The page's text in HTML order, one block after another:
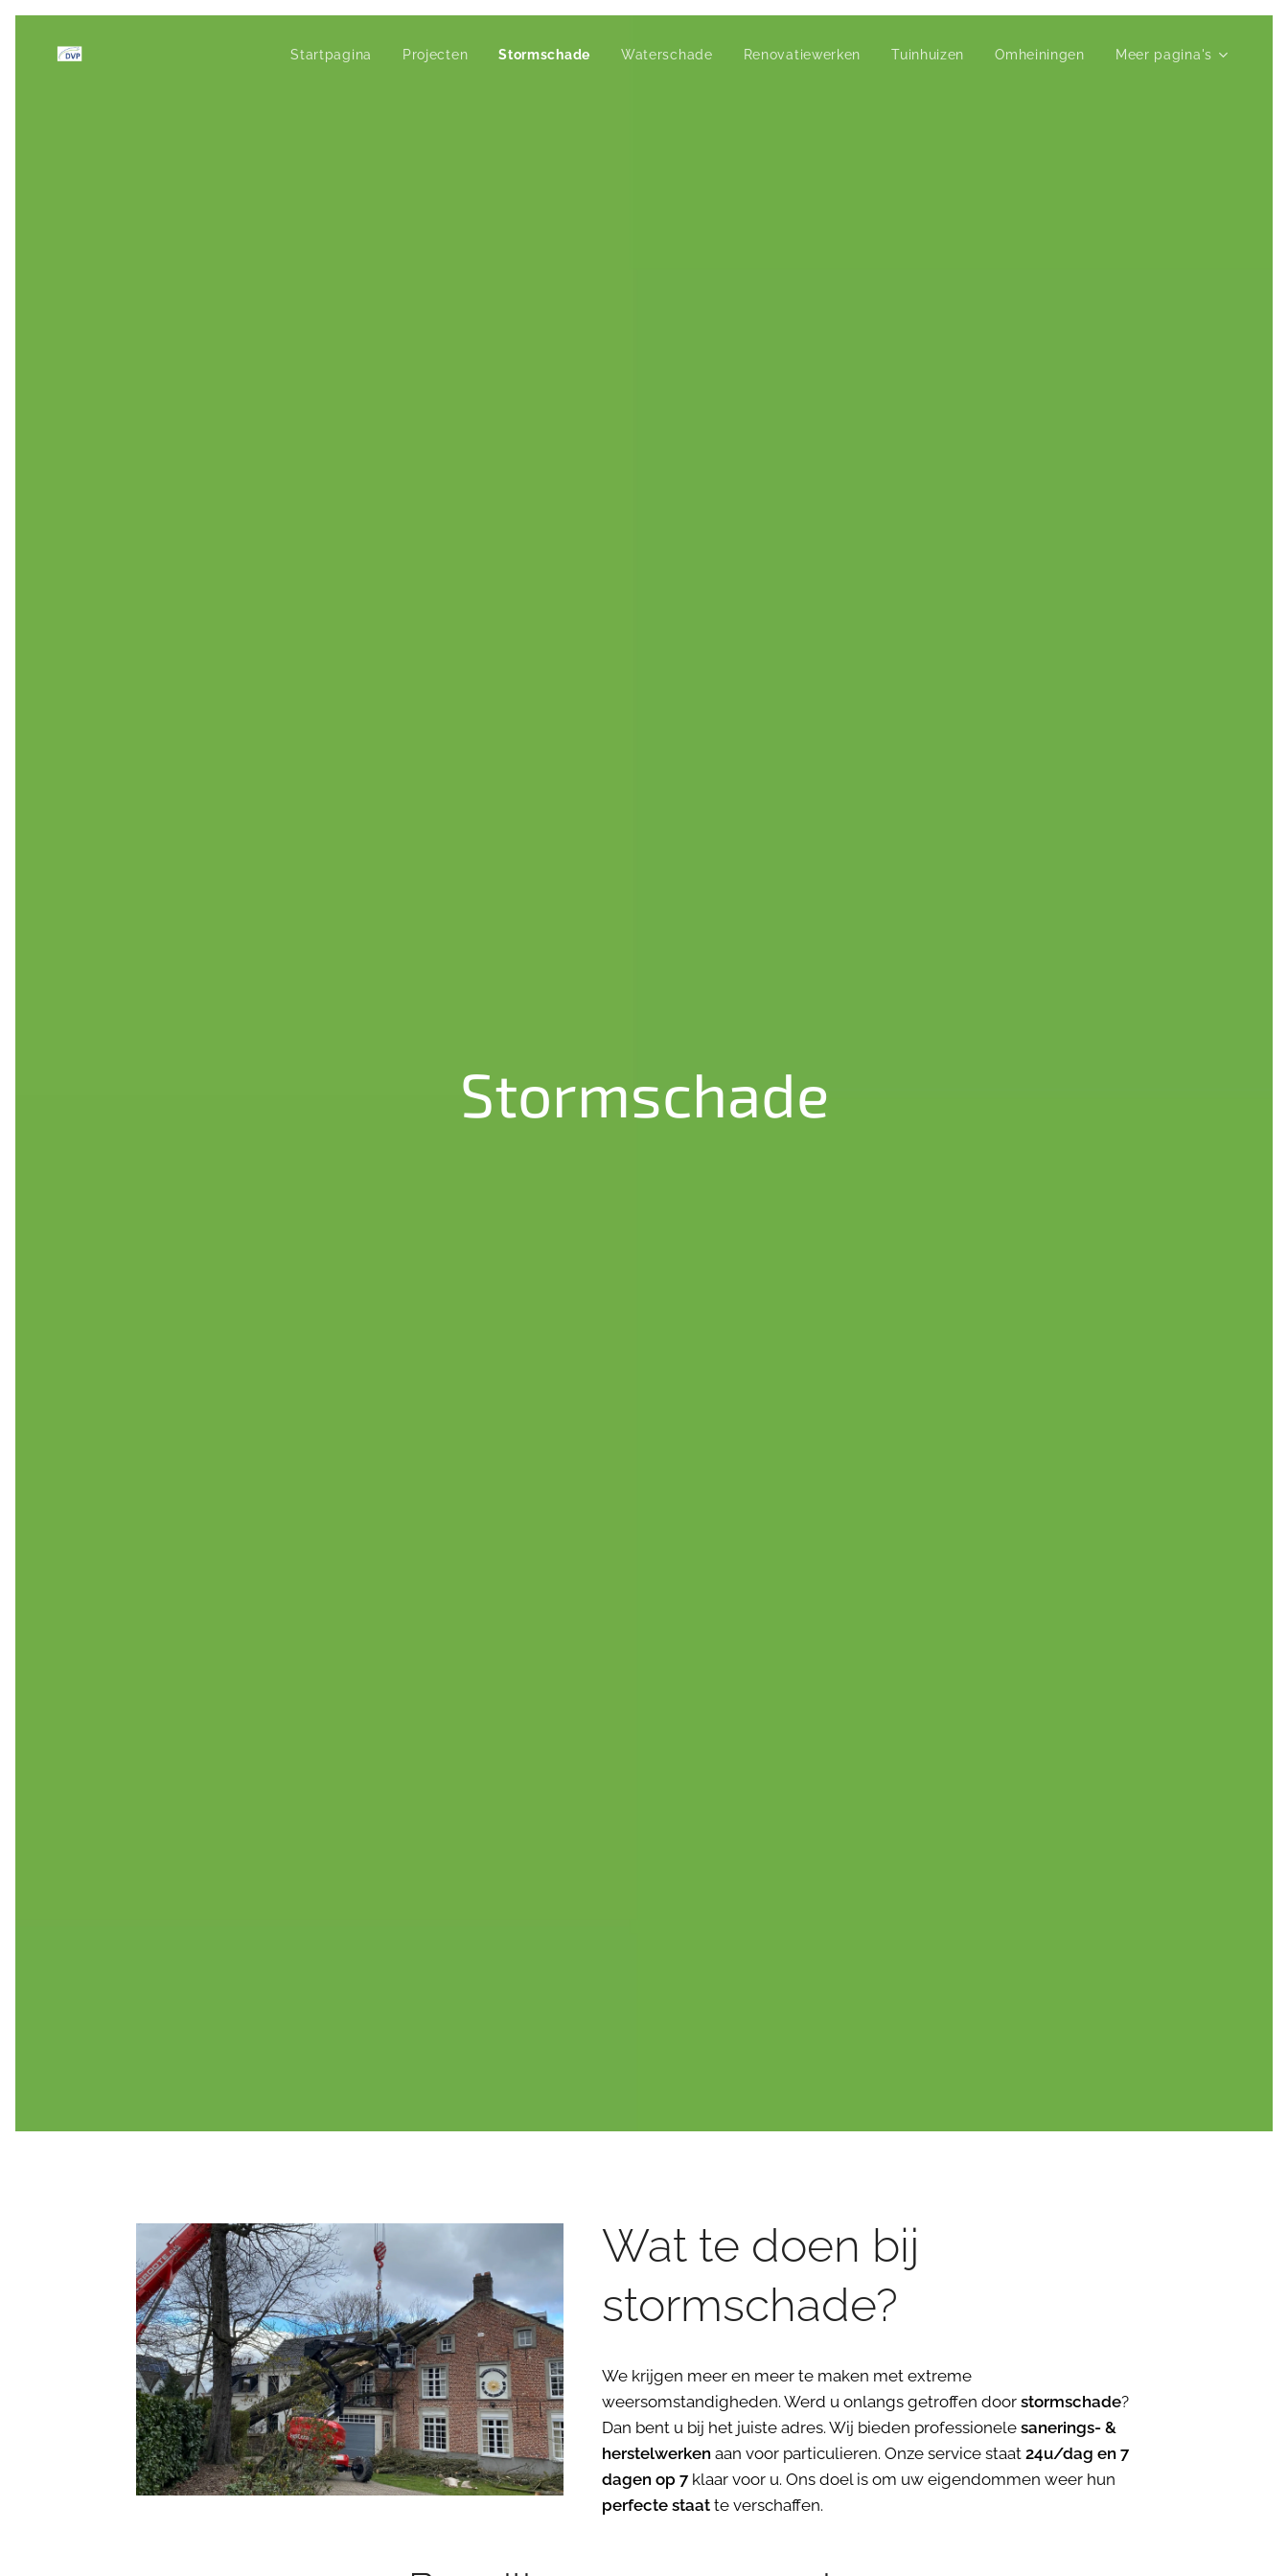
Startpagina Projecten Stormschade Waterschade Renovatiewerken Tuinhuizen Omheiningen Meer pagina's
Stormschade
Wat te doen bij
stormschade?
We krijgen meer en meer te maken met extreme
weersomstandigheden. Werd u onlangs getroffen doorstormschade?
Dan bent u bij het juiste adres. Wij bieden professionelesanerings- &
herstelwerken aan voor particulieren. Onze service staat24u/dag en 7
dagen op 7 klaar voor u. Ons doel is om uw eigendommen weer hun
perfecte staat te verschaffen.